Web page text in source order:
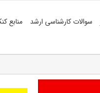
سوالات کارشناسی ارشد منابع